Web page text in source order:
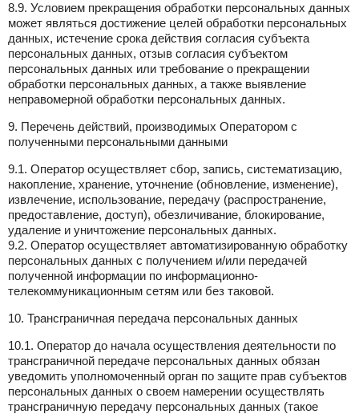
8.9. Условием прекращения обработки персональных данных
может являться достижение целей обработки персональных
данных, истечение срока действия согласия субъекта
персональных данных, отзыв согласия субъектом
персональных данных или требование о прекращении
обработки персональных данных, а также выявление
неправомерной обработки персональных данных.
9. Перечень действий, производимых Оператором с
полученными персональными данными
9.1. Оператор осуществляет сбор, запись, систематизацию,
накопление, хранение, уточнение (обновление, изменение),
извлечение, использование, передачу (распространение,
предоставление, доступ), обезличивание, блокирование,
удаление и уничтожение персональных данных.
9.2. Оператор осуществляет автоматизированную обработку
персональных данных с получением и/или передачей
полученной информации по информационно-
телекоммуникационным сетям или без таковой.
10. Трансграничная передача персональных данных
10.1. Оператор до начала осуществления деятельности по
трансграничной передаче персональных данных обязан
уведомить уполномоченный орган по защите прав субъектов
персональных данных о своем намерении осуществлять
трансграничную передачу персональных данных (такое